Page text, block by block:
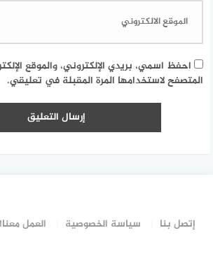
احفظ اسمي، بريدي الإلكتروني، والموقع
المتصفح لاستخدامها المرة المقبلة في تعليقي.
إتصل بنا سياسة الخصوصية العمل معنا!